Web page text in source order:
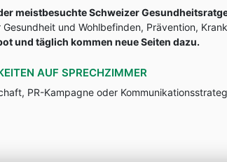
meistbesuchte Schweizer
und Wohlbefinden, Prävention,
und täglich kommen neue Seiten dazu.
AUF SPRECHZIMMER
PR-Kampagne oder